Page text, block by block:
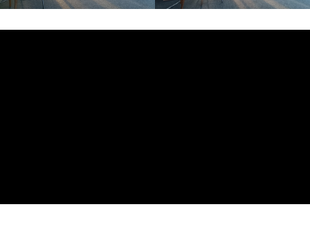
СЪЕМКА ТАЙМЛАПС